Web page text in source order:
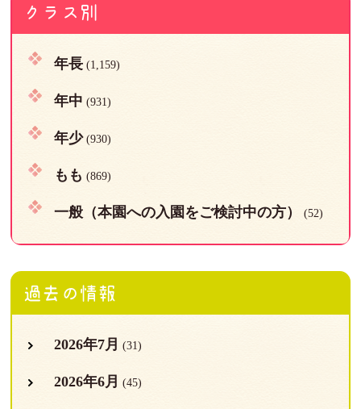
クラス別
年長(1,159)
年中 (931)
年少(930)
もも (869)
一般（本園への入園をご検討中の方） (52)
過去の情報
2026年7月 (31)
2026年6月 (45)